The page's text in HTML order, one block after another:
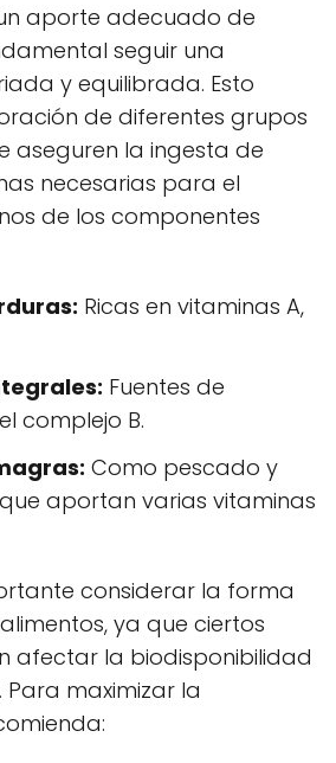
aporte adecuado de
seguir una
y equilibrada. Esto
de diferentes grupos
aseguren la ingesta de
necesarias para el
de los componentes
Ricas en vitaminas A,
Fuentes de
complejo B.
Como pescado y
aportan varias vitaminas
considerar la forma
ya que ciertos
afectar la biodisponibilidad
maximizar la